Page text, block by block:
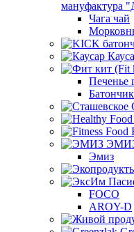
мануфактура
Чага чай
Печенье
Эмиз
FOCO
AROY-D